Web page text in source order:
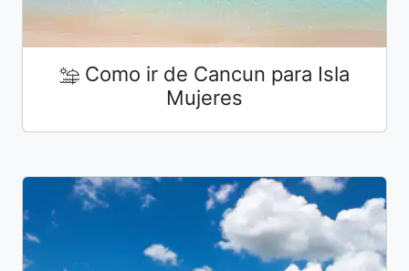
Como ir de Cancun para Isla
Mujeres